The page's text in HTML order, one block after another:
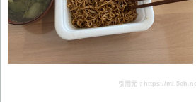
引用元：https://